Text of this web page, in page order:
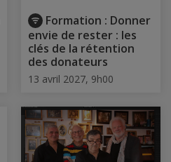
Formation : Donner
envie de rester : les
clés de la rétention
des donateurs
13 avril 2027, 9h00